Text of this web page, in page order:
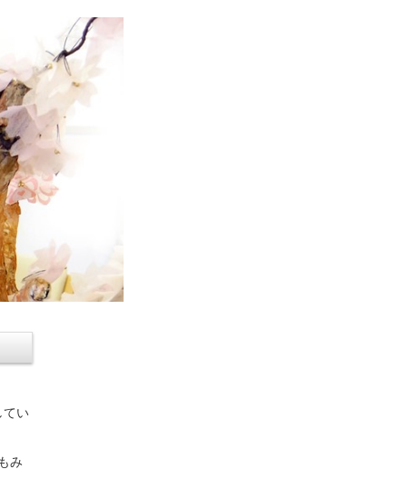
てい
み